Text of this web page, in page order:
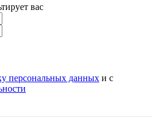
вас
персональных данных и с